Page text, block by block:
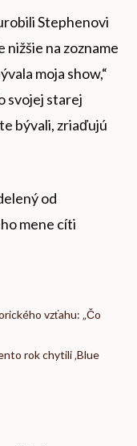
Stephenovi
nižšie na zozname
moja show,“
svojej starej
bývali, zriaďujú
od
mene cíti
vzťahu: „Čo
rok chytili ‚Blue